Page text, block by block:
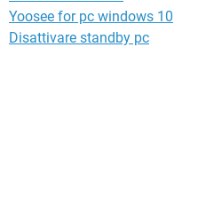
Yoosee for pc windows 10
Disattivare standby pc